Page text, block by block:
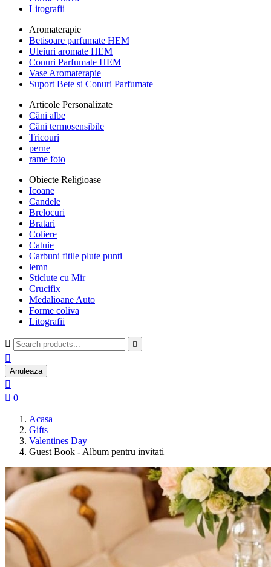
Litografii
Aromaterapie
Betisoare parfumate HEM
Uleiuri aromate HEM
Conuri Parfumate HEM
Vase Aromaterapie
Suport Bete si Conuri Parfumate
Articole Personalizate
Căni albe
Căni termosensibile
Tricouri
perne
rame foto
Obiecte Religioase
Icoane
Candele
Brelocuri
Bratari
Coliere
Catuie
Carbuni fitile plute punti
lemn
Sticlute cu Mir
Crucifix
Medalioane Auto
Forme coliva
Litografii
 

Anuleaza

 0
Acasa
Gifts
Valentines Day
Guest Book - Album pentru invitati